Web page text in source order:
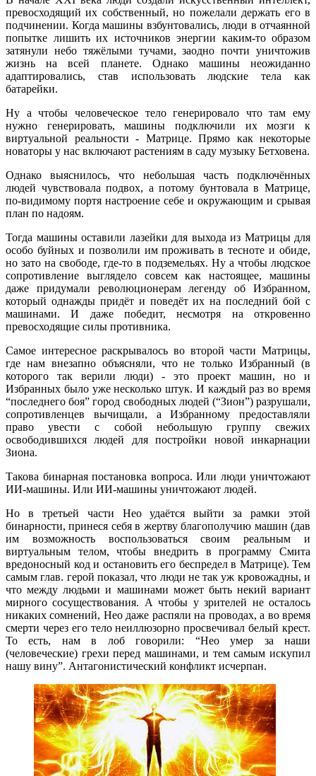
превосходящий их собственный, но пожелали держать его в
подчинении. Когда машины взбунтовались, люди в отчаянной
попытке лишить их источников энергии каким-то образом
затянули небо тяжёлыми тучами, заодно почти уничтожив
жизнь на всей планете. Однако машины неожиданно
адаптировались, став использовать людские тела как
батарейки.
Ну а чтобы человеческое тело генерировало что там ему
нужно генерировать, машины подключили их мозги к
виртуальной реальности - Матрице. Прямо как некоторые
новаторы у нас включают растениям в саду музыку Бетховена.
Однако выяснилось, что небольшая часть подключённых
людей чувствовала подвох, а потому бунтовала в Матрице,
по-видимому портя настроение себе и окружающим и срывая
план по надоям.
Тогда машины оставили лазейки для выхода из Матрицы для
особо буйных и позволили им проживать в тесноте и обиде,
но зато на свободе, где-то в подземельях. Ну а чтобы людское
сопротивление выглядело совсем как настоящее, машины
даже придумали революционерам легенду об Избранном,
который однажды придёт и поведёт их на последний бой с
машинами. И даже победит, несмотря на откровенно
превосходящие силы противника.
Самое интересное раскрывалось во второй части Матрицы,
где нам внезапно объясняли, что не только Избранный (в
которого так верили люди) - это проект машин, но и
Избранных было уже несколько штук. И каждый раз во время
“последнего боя” город свободных людей (“Зион”) разрушали,
сопротивленцев вычищали, а Избранному предоставляли
право увести с собой небольшую группу свежих
освободившихся людей для постройки новой инкарнации
Зиона.
Такова бинарная постановка вопроса. Или люди уничтожают
ИИ-машины. Или ИИ-машины уничтожают людей.
Но в третьей части Нео удаётся выйти за рамки этой
бинарности, принеся себя в жертву благополучию машин (дав
им возможность воспользоваться своим реальным и
виртуальным телом, чтобы внедрить в программу Смита
вредоносный код и остановить его беспредел в Матрице). Тем
самым глав. герой показал, что люди не так уж кровожадны, и
что между людьми и машинами может быть некий вариант
мирного сосуществования. А чтобы у зрителей не осталось
никаких сомнений, Нео даже распяли на проводах, а во время
смерти через его тело неиллюзорно просвечивал белый крест.
То есть, нам в лоб говорили: “Нео умер за наши
(человеческие) грехи перед машинами, и тем самым искупил
нашу вину”. Антагонистический конфликт исчерпан.